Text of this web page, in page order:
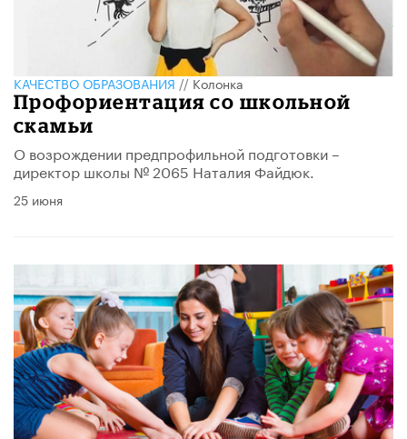
КАЧЕСТВО ОБРАЗОВАНИЯ//Колонка
Профориентация со школьной
скамьи
О возрождении предпрофильной подготовки –
директор школы № 2065 Наталия Файдюк.
25 июня